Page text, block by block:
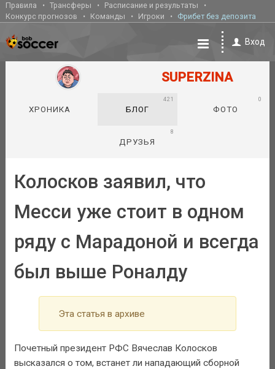
Правила Трансферы
Расписание и результаты
Конкурс прогнозов
Команды Игроки Фрибет без депозита
Вход
SUPERZINA
ХРОНИКА БЛОГ
421
ФОТО
0
ДРУЗЬЯ
8
Колосков заявил, что
Месси уже стоит в одном
ряду с Марадоной и всегда
был выше Роналду
Эта статья в архиве
Почетный президент РФС Вячеслав Колосков
высказался о том, встанет ли нападающий сборной